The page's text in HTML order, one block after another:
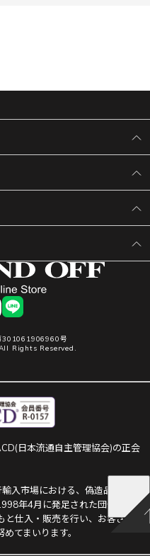
LINE
301061906960号
Rights Reserved.
日本流通自主管理協会)の正会
入市場における、偽造品や不正
年4月に発足された団体です。
仕入・販売を行い、お客さま
てまいります。